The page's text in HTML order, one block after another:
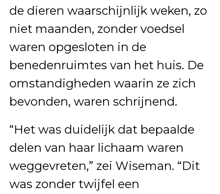
de dieren waarschijnlijk weken, zo
niet maanden, zonder voedsel
waren opgesloten in de
benedenruimtes van het huis. De
omstandigheden waarin ze zich
bevonden, waren schrijnend.
“Het was duidelijk dat bepaalde
delen van haar lichaam waren
weggevreten,” zei Wiseman. “Dit
was zonder twijfel een